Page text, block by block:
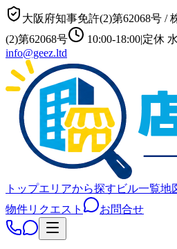
大阪府知事免許(2)第62068号 /
(2)第62068号
10:00-18:00|定休
info@geez.ltd
トップエリアから探す ビル一覧地
物件リクエスト
お問合せ